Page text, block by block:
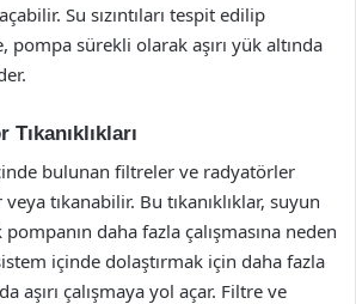
Su sızıntıları tespit edilip
pompa sürekli olarak aşırı yük altında
bulunan filtreler ve radyatörler
tıkanabilir. Bu tıkanıklıklar, suyun
pompanın daha fazla çalışmasına neden
içinde dolaştırmak için daha fazla
aşırı çalışmaya yol açar. Filtre ve